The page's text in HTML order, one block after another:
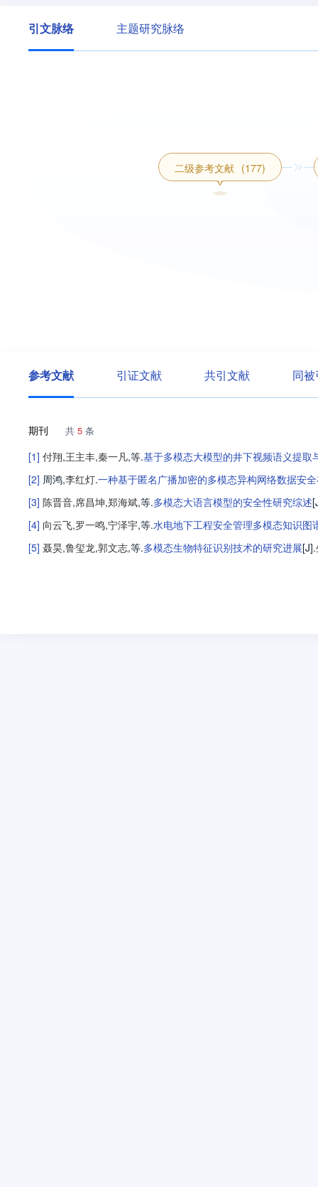
引文脉络 主题研究脉络
二级参考文献 (177)
参考文献 引证文献 共引文献 同
期刊 共 5 条
[1] 付翔,王主丰,秦一凡,等.基于多模态大模型的井下视频语义提取
[2] 周鸿,李红灯.一种基于匿名广播加密的多模态异构网络数据安
[3] 陈晋音,席昌坤,郑海斌,等.多模态大语言模型的安全性研究综述
[4] 向云飞,罗一鸣,宁泽宇,等.水电地下工程安全管理多模态知识图
[5] 聂昊,鲁玺龙,郭文志,等.多模态生物特征识别技术的研究进展[J].